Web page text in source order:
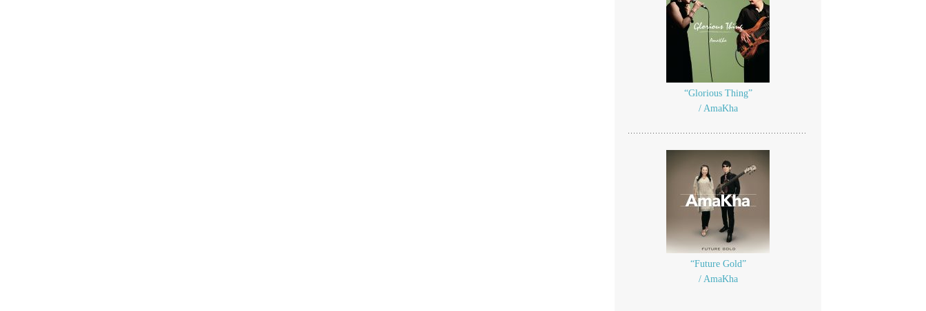
“Glorious Thing”
/ AmaKha
“Future Gold”
/ AmaKha